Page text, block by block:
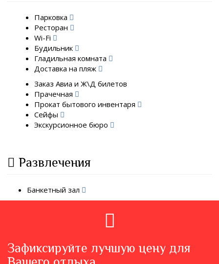
Парковка
Ресторан
Wi-Fi
Будильник
Гладильная комната
Доставка на пляж
Заказ Авиа и Ж\Д билетов
Прачечная
Прокат бытового инвентаря
Сейфы
Экскурсионное бюро
Развлечения
Банкетный зал
Зафиксируйте лучшую цену для